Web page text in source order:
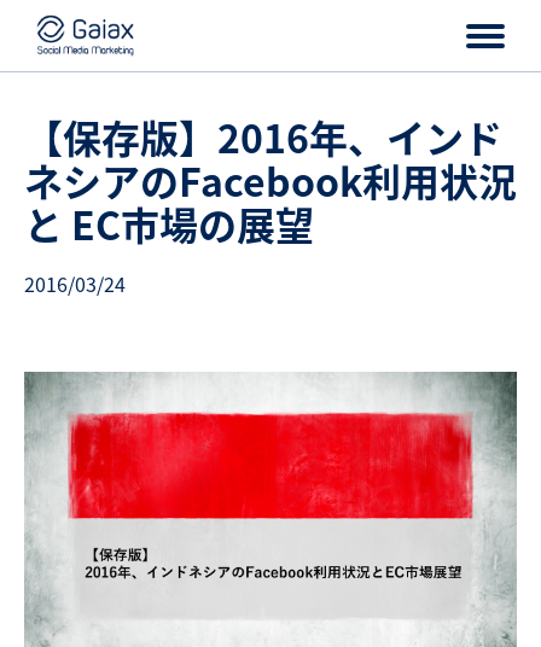
【保存版】2016年、インド
ネシアのFacebook利用状況
と EC市場の展望
2016/03/24